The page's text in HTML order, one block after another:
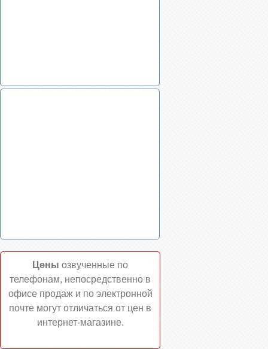
Цены озвученные по
телефонам, непосредственно в
офисе продаж и по электронной
почте могут отличаться от цен в
интернет-магазине.